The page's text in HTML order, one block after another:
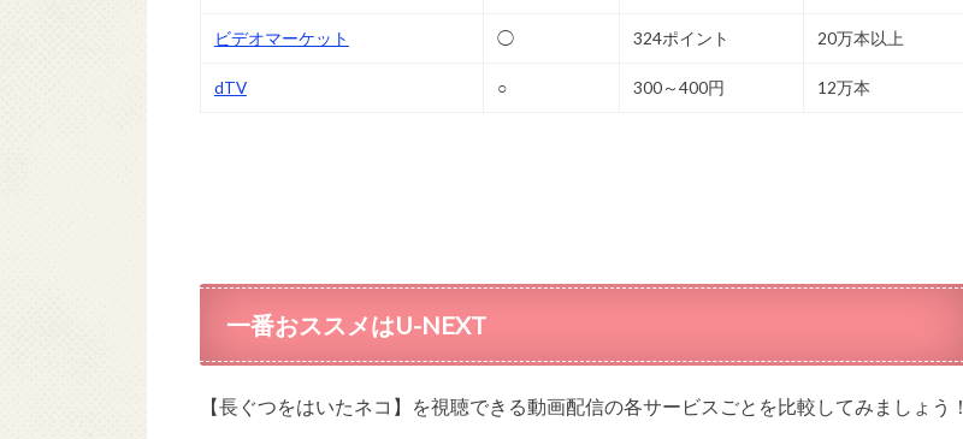
ビデオマーケット ◯ 324ポイント 20万本以上
dTV ○ 300～400円 12万本
一番おススメはU-NEXT
【長ぐつをはいたネコ】を視聴できる動画配信の各サービスごとを比較してみましょう！